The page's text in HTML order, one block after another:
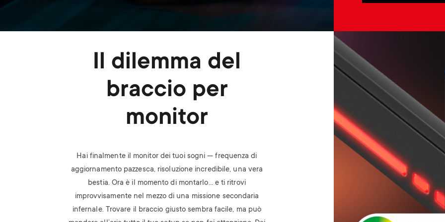
Image
Il dilemma del
braccio per
monitor
Hai finalmente il monitor dei tuoi sogni — frequenza di
aggiornamento pazzesca, risoluzione incredibile, una vera
bestia. Ora è il momento di montarlo… e ti ritrovi
improvvisamente nel mezzo di una missione secondaria
infernale. Trovare il braccio giusto sembra facile, ma può